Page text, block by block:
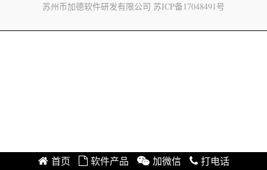
苏州币加德软件研发有限公司 苏ICP备17048491号
首页 软件产品 加微信 打电话